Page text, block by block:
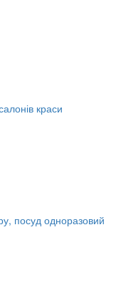
краси
посуд одноразовий